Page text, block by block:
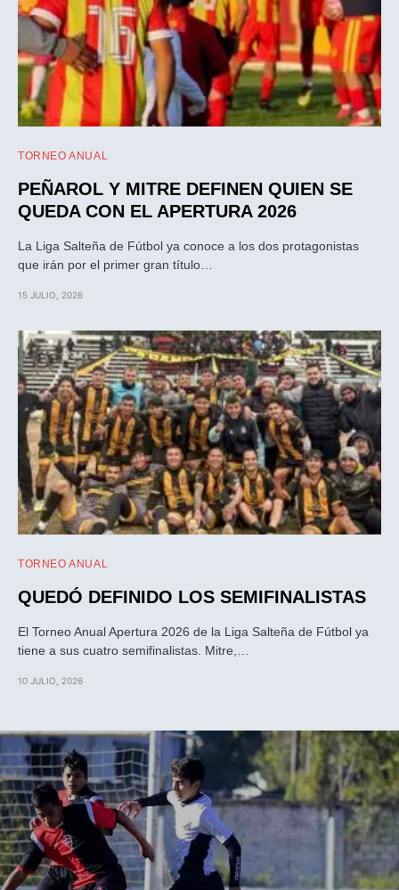
TORNEO ANUAL
PEÑAROL Y MITRE DEFINEN QUIEN SE
QUEDA CON EL APERTURA 2026
La Liga Salteña de Fútbol ya conoce a los dos protagonistas
que irán por el primer gran título…
15 JULIO, 2026
TORNEO ANUAL
QUEDÓ DEFINIDO LOS SEMIFINALISTAS
El Torneo Anual Apertura 2026 de la Liga Salteña de Fútbol ya
tiene a sus cuatro semifinalistas. Mitre,…
10 JULIO, 2026